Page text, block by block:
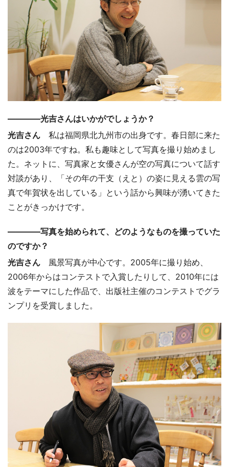
――――光吉さんはいかがでしょうか？
光吉さん 私は福岡県北九州市の出身です。春日部に来た
のは2003年ですね。私も趣味として写真を撮り始めまし
た。ネットに、写真家と女優さんが空の写真について話す
対談があり、「その年の干支（えと）の姿に見える雲の写
真で年賀状を出している」という話から興味が湧いてきた
ことがきっかけです。
――――写真を始められて、どのようなものを撮っていた
のですか？
光吉さん 風景写真が中心です。2005年に撮り始め、
2006年からはコンテストで入賞したりして、2010年には
波をテーマにした作品で、出版社主催のコンテストでグラ
ンプリを受賞しました。